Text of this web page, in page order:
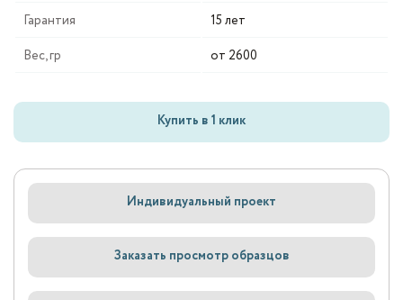
Гарантия
15 лет
Вес, гр
от 2600
Купить в 1 клик
Индивидуальный проект
Заказать просмотр образцов